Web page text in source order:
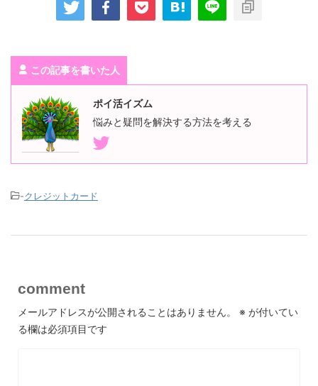
この記事を書いた人
ポイ活イズム
悩みと疑問を解決する方法を考える
-クレジットカード
comment
メールアドレスが公開されることはありません。 ※ が付いてい
る欄は必須項目です